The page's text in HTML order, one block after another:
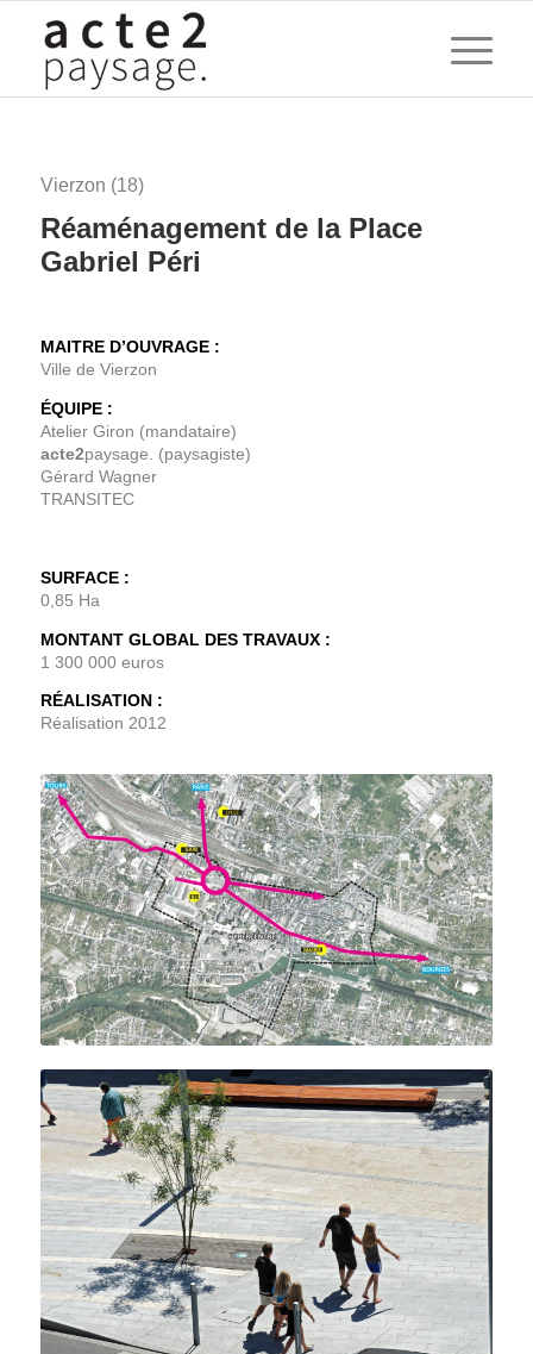
Vierzon (18)
Réaménagement de la Place
Gabriel Péri
MAITRE D’OUVRAGE :
Ville de Vierzon
ÉQUIPE :
Atelier Giron (mandataire)
acte2paysage. (paysagiste)
Gérard Wagner
TRANSITEC
SURFACE :
0,85 Ha
MONTANT GLOBAL DES TRAVAUX :
1 300 000 euros
RÉALISATION :
Réalisation 2012